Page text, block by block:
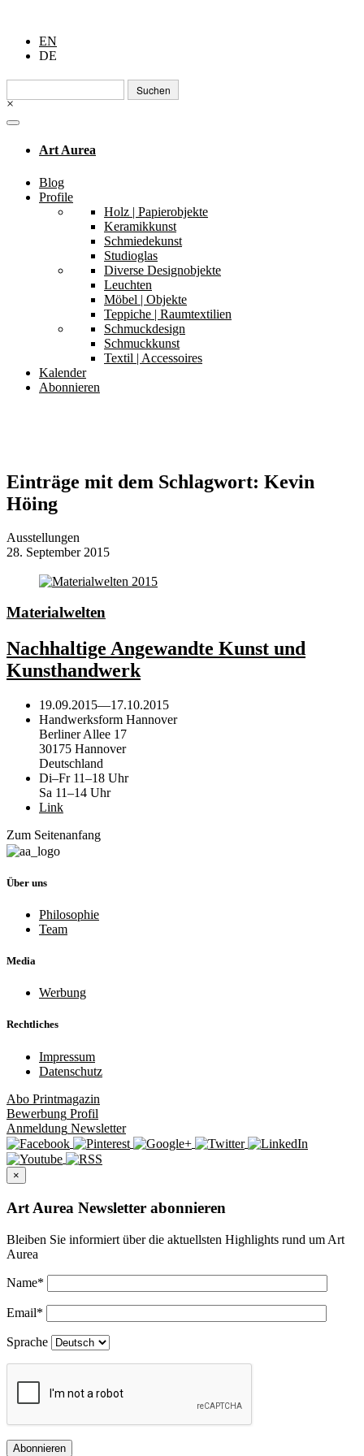
EN
DE
Suchen
nach:
×
Art Aurea
Blog
Profile
Holz | Papierobjekte
Keramikkunst
Schmiedekunst
Studioglas
Diverse Designobjekte
Leuchten
Möbel | Objekte
Teppiche | Raumtextilien
Schmuckdesign
Schmuckkunst
Textil | Accessoires
Kalender
Abonnieren
Einträge mit dem Schlagwort: Kevin
Höing
Ausstellungen
28. September 2015
Materialwelten
Nachhaltige Angewandte Kunst und
Kunsthandwerk
19.09.2015—17.10.2015
Handwerksform Hannover
Berliner Allee 17
30175 Hannover
Deutschland
Di–Fr 11–18 Uhr
Sa 11–14 Uhr
Link
Zum Seitenanfang
Über uns
Philosophie
Team
Media
Werbung
Rechtliches
Impressum
Datenschutz
Abo Printmagazin
Bewerbung Profil
Anmeldung Newsletter
×
Art Aurea Newsletter abonnieren
Bleiben Sie informiert über die aktuellsten Highlights rund um Art
Aurea
Name*
Email*
Sprache
Abonnieren